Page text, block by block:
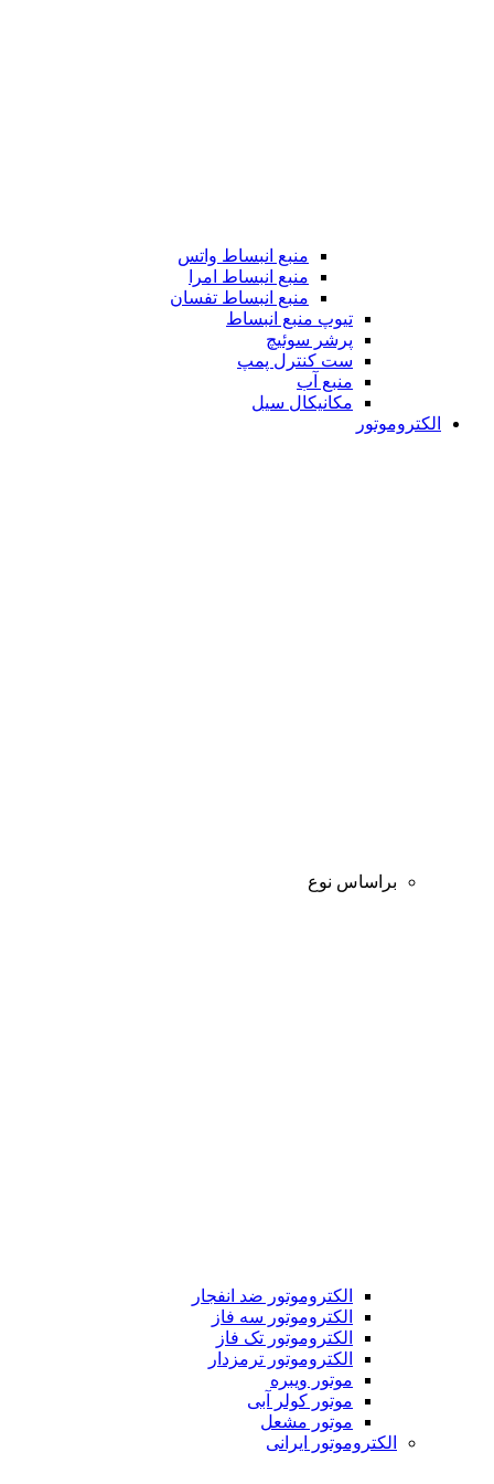
منبع انبساط واتس
منبع انبساط امرا
منبع انبساط تفسان
تیوپ منبع انبساط
پرشر سوئیچ
ست کنترل پمپ
منبع آب
مکانیکال سیل
الکتروموتور
براساس نوع
الکتروموتور ضد انفجار
الکتروموتور سه فاز
الکتروموتور تک فاز
الکتروموتور ترمزدار
موتور ویبره
موتور کولر آبی
موتور مشعل
الکتروموتور ایرانی